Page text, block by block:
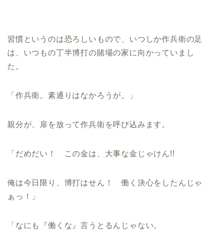
習慣というのは恐ろしいもので、いつしか作兵衛の足
は、いつもの丁半博打の賭場の家に向かっていまし
た。
「作兵衛。素通りはなかろうが。」
親分が、扉を放って作兵衛を呼び込みます。
「だめだい！ この金は、大事な金じゃけん!!
俺は今日限り、博打はせん！ 働く決心をしたんじゃ
ぁっ！」
「なにも『働くな』言うとるんじゃない。